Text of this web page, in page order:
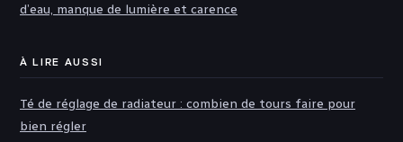
d’eau, manque de lumière et carence
À LIRE AUSSI
Té de réglage de radiateur : combien de tours faire pour
bien régler